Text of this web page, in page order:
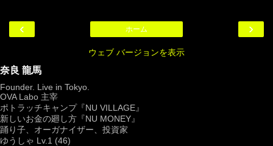
‹ ›
ホーム
ウェブ バージョンを表示
奈良 龍馬
Founder. Live in Tokyo.
OVA Labo 主宰
ポトラッチキャンプ『NU VILLAGE』
新しいお金の廻し方『NU MONEY』
踊り子、オーガナイザー、投資家
ゆうしゃ Lv.1 (46)